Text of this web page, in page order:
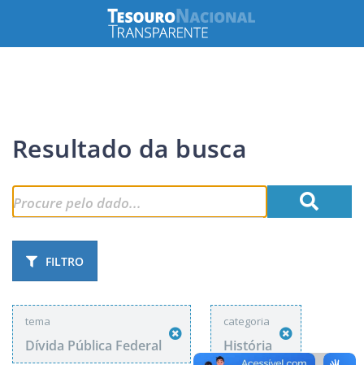
Resultado da busca
FILTRO
tema
Dívida Pública Federal
categoria
História